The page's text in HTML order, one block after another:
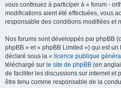
vous continuez à participer à « forum -
modifications aient été effectuées, vous
responsable des conditions modifiées et
Nos forums sont développés par phpBB
phpBB » et « phpBB Limited ») qui est
déclaré sous la « licence publique
téléchargé sur le site de phpBB (en
de faciliter les discussions sur internet et
être tenu comme responsable de la